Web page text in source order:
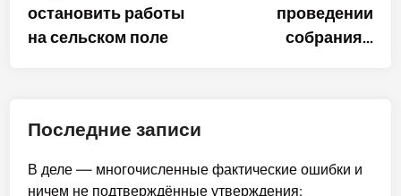
остановить работы
на сельском поле
проведении
собрания…
Последние записи
В деле — многочисленные фактические ошибки и
ничем не подтверждённые утверждения: